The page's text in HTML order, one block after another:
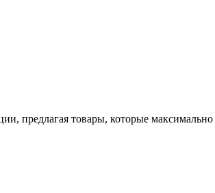
предлагая товары, которые